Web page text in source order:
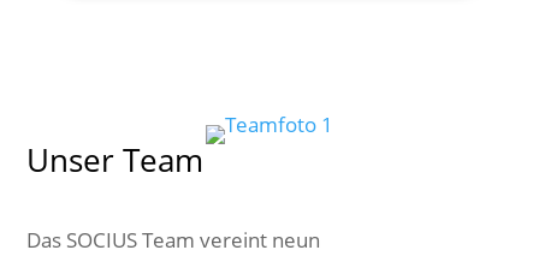
Unser Team
Das SOCIUS Team vereint neun